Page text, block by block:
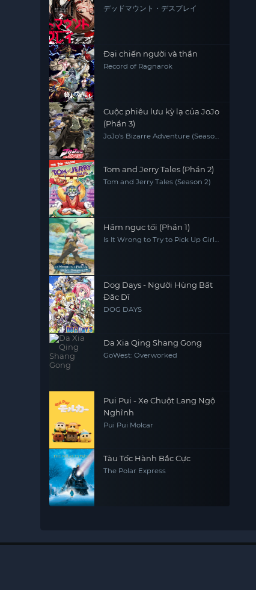
デッドマウント・デスプレイ
Đại chiến người và thần
Record of Ragnarok
Cuộc phiêu lưu kỳ lạ của JoJo
(Phần 3)
JoJo's Bizarre Adventure (Season
Tom and Jerry Tales (Phần 2)
Tom and Jerry Tales (Season 2)
Hầm ngục tối (Phần 1)
Is It Wrong to Try to Pick Up Girls
Dog Days - Người Hùng Bất
Đắc Dĩ
DOG DAYS
Da Xia Qing Shang Gong
GoWest: Overworked
Pui Pui - Xe Chuột Lang Ngộ
Nghĩnh
Pui Pui Molcar
Tàu Tốc Hành Bắc Cực
The Polar Express